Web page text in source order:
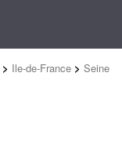
> Ile-de-France > Seine